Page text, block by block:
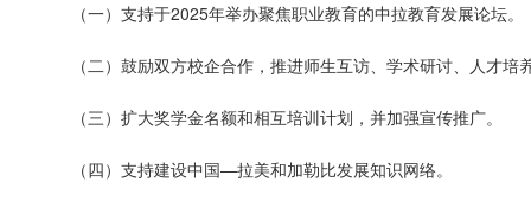
（一）支持于2025年举办聚焦职业教育的中拉教育发展论坛。
（二）鼓励双方校企合作，推进师生互访、学术研讨、人才培
（三）扩大奖学金名额和相互培训计划，并加强宣传推广。
（四）支持建设中国—拉美和加勒比发展知识网络。